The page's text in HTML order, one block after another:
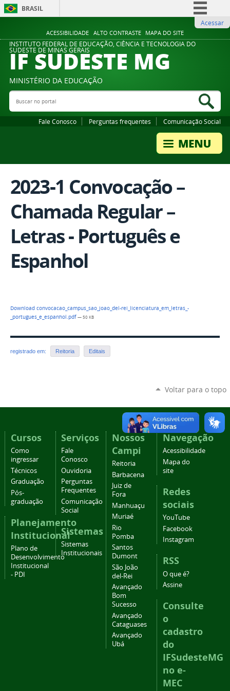
ACESSIBILIDADE ALTO CONTRASTE MAPA DO SITE
BRASIL
Comunica BR
Participe
Legislação
Acessar
INSTITUTO FEDERAL DE EDUCAÇÃO, CIÊNCIA E TECNOLOGIA DO
SUDESTE DE MINAS GERAIS
IF SUDESTE MG
MINISTÉRIO DA EDUCAÇÃO
Buscar no portal
Fale Conosco Perguntas frequentes Comunicação Social
2023-1 Convocação –
Chamada Regular –
Letras - Português e
Espanhol
Download convocacao_campus_sao_joao_del-rei_licenciatura_em_letras_-
_portugues_e_espanhol.pdf— 50 KB
registrado em: Reitoria Editais
Voltar para o topo
Cursos
Como
ingressar
Técnicos
Graduação
Pós-
graduação
Planejamento
Institucional
Plano de
Desenvolvimento
Institucional
- PDI
Serviços
Fale
Conosco
Ouvidoria
Perguntas
Frequentes
Comunicação
Social
Sistemas
Sistemas
Institucionais
Nossos
Campi
Reitoria
Barbacena
Juiz de
Fora
Manhuaçu
Muriaé
Rio
Pomba
Santos
Dumont
São João
del-Rei
Avançado
Bom
Sucesso
Avançado
Cataguases
Avançado
Ubá
Navegação
Acessibilidade
Mapa do
site
Redes
sociais
YouTube
Facebook
Instagram
RSS
O que é?
Assine
Consulte
o
cadastro
do
IFSudesteMG
no e-
MEC